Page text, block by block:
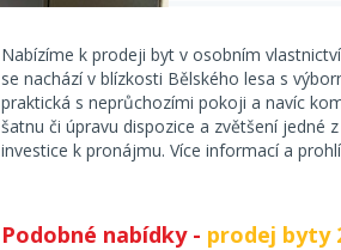
Nabízíme k prodeji byt v osobním
se nachází v blízkosti Bělského lesa s
praktická s neprůchozími pokoji a navíc
šatnu či úpravu dispozice a zvětšení jedné
investice k pronájmu. Více informací a
Podobné nabídky - prodej byty